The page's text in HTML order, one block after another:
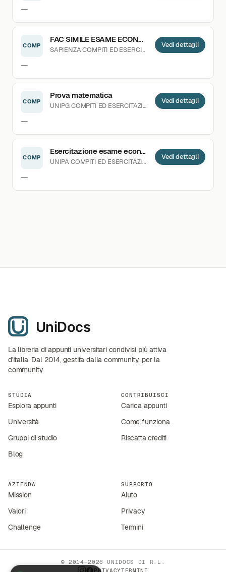
—
COMP
FAC SIMILE ESAME ECONOMIA AZIENDALE
SAPIENZACOMPITI ED ESERCITAZIONI CARICATO
—
Vedi dettagli
COMP
Prova matematica
UNIPGCOMPITI ED ESERCITAZIONI CARICATO 05.10.2023
—
Vedi dettagli
COMP
Esercitazione esame economia aziendale base
UNIPACOMPITI ED ESERCITAZIONI CARICATO 29.10.2024
—
Vedi dettagli
La libreria di appunti universitari condivisi più attiva
d'Italia. Dal 2014, gestita dalla community, per la
community.
STUDIA
Esplora appunti
Università
Gruppi di studio
Blog
CONTRIBUISCI
Carica appunti
Come funziona
Riscatta crediti
AZIENDA
Mission
Valori
Challenge
SUPPORTO
Aiuto
Privacy
Termini
© 2014–2026 UNIDOCS DI R.L.
PRIVACYTERMINI